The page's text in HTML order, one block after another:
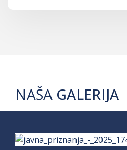
NAŠA GALERIJA